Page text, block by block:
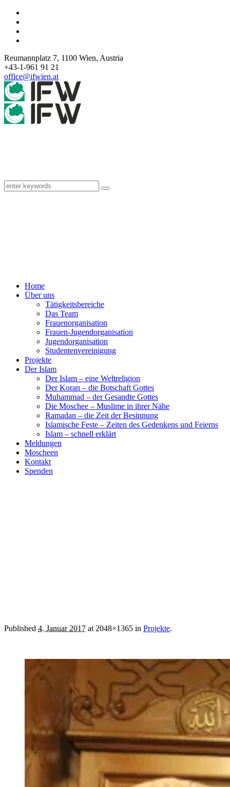
Reumannplatz 7, 1100 Wien, Austria
+43-1-961 91 21
office@ifwien.at
Home
Über uns
Tätigkeitsbereiche
Das Team
Frauenorganisation
Frauen-Jugendorganisation
Jugendorganisation
Studentenvereinigung
Projekte
Der Islam
Der Islam – eine Weltreligion
Der Koran – die Botschaft Gottes
Muhammad – der Gesandte Gottes
Die Moschee – Muslime in ihrer Nähe
Ramadan – die Zeit der Besinnung
Islamische Feste – Zeiten des Gedenkens und Feierns
Islam – schnell erklärt
Meldungen
Moscheen
Kontakt
Spenden
Published 4. Januar 2017 at 2048×1365 in Projekte.